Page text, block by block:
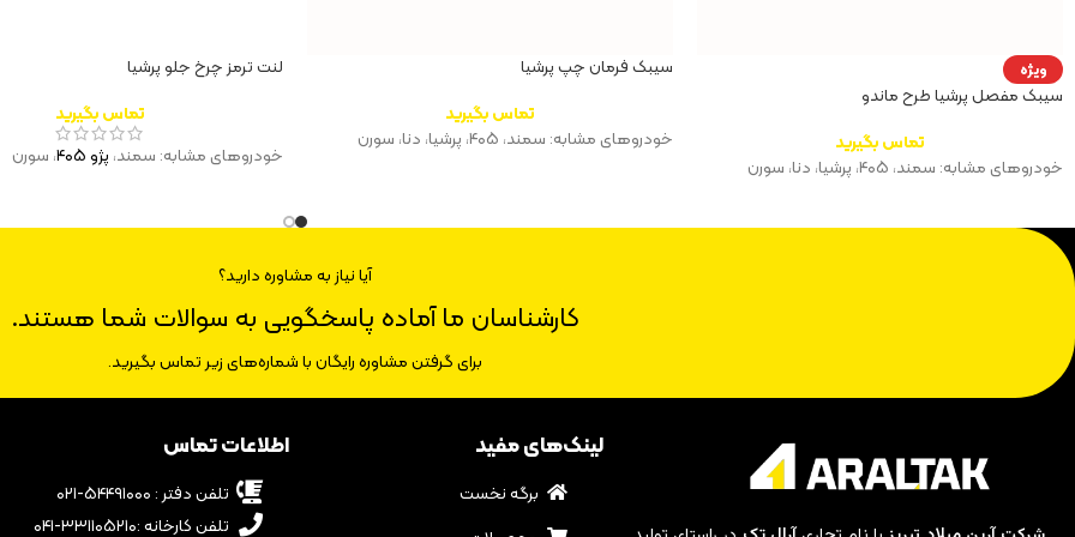
ویژه
سیبک مفصل پرشیا طرح ماندو
تماس بگیرید
خودروهای مشابه: سمند، ۴۰۵، پرشیا، دنا، سورن
سیبک فرمان چپ پرشیا
تماس بگیرید
خودروهای مشابه: سمند، ۴۰۵، پرشیا، دنا، سورن
لنت ترمز چرخ جلو پرشیا
تماس بگیرید
خودروهای مشابه: سمند، پژو ۴۰۵ ، سورن
آیا نیاز به مشاوره دارید؟
کارشناسان ما آماده پاسخگویی به سوالات شما هستند.
برای گرفتن مشاوره رایگان با شماره‌های زیر تماس بگیرید.
لینک‌های مفید
برگه نخست
اطلاعات تماس
تلفن دفتر : ۵۴۴۹۱۰۰۰-۰۲۱
تلفن کارخانه :۳۳۱۱۰۵۲۱۰-۰۴۱